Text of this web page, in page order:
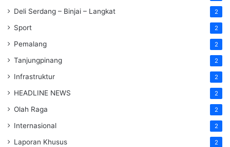
Deli Serdang – Binjai – Langkat 2
Sport 2
Pemalang 2
Tanjungpinang 2
Infrastruktur 2
HEADLINE NEWS 2
Olah Raga 2
Internasional 2
Laporan Khusus 2